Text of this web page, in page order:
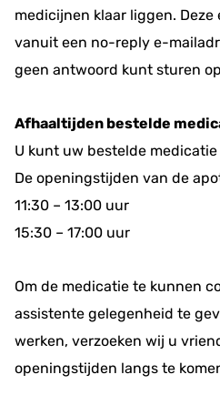
medicijnen klaar liggen.
vanuit een no-reply e-
geen antwoord kunt sturen
Afhaaltijden bestelde
U kunt uw bestelde
De openingstijden van de
11:30 – 13:00 uur
15:30 – 17:00 uur
Om de medicatie te kunnen
assistente gelegenheid te
werken, verzoeken wij u
openingstijden langs te